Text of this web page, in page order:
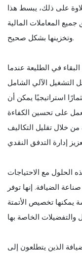
على ذلك، يبسط هذا
جميع المعاملات المالية
وتخزينها بشكل صحيح.
في الطليعة عندما
التشغيل الآلي الشامل
استراتيجيًا يمكن أن
على تحسين الكفاءة
من خلال تقليل التكاليف
الحلول مع الاحتياجات
الضيافة. إنها توفر
تخصيص الأتمتة
الذين يتطلعون إلى